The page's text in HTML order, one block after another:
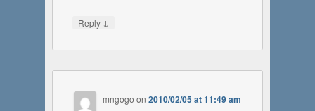
Reply ↓
mngogo on2010/02/05 at 11:49 am